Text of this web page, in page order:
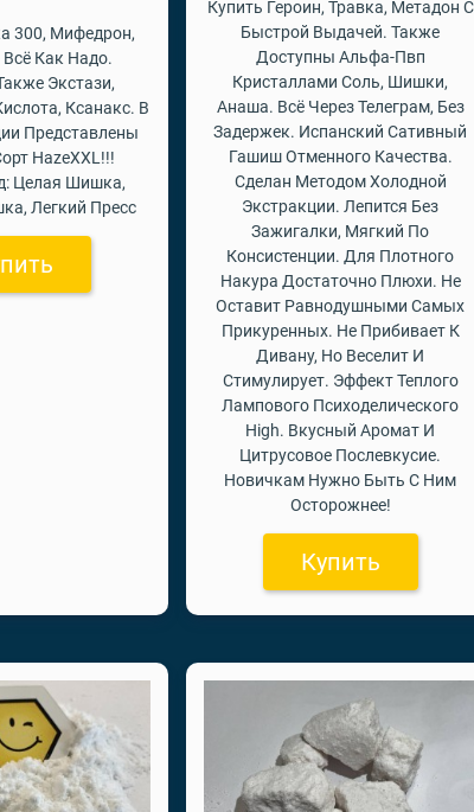
300, Мифедрон,
Как Надо.
Экстази,
Ксанакс. В
Представлены
HazeXXL!!!
Целая Шишка,
Легкий Пресс
Купить Героин, Травка, Метадон С
Быстрой Выдачей. Также
Доступны Альфа-Пвп
Кристаллами Соль, Шишки,
Анаша. Всё Через Телеграм, Без
Задержек. Испанский Сативный
Гашиш Отменного Качества.
Сделан Методом Холодной
Экстракции. Лепится Без
Зажигалки, Мягкий По
Консистенции. Для Плотного
Накура Достаточно Плюхи. Не
Оставит Равнодушными Самых
Прикуренных. Не Прибивает К
Дивану, Но Веселит И
Стимулирует. Эффект Теплого
Лампового Психоделического
High. Вкусный Аромат И
Цитрусовое Послевкусие.
Новичкам Нужно Быть С Ним
Осторожнее!
Купить